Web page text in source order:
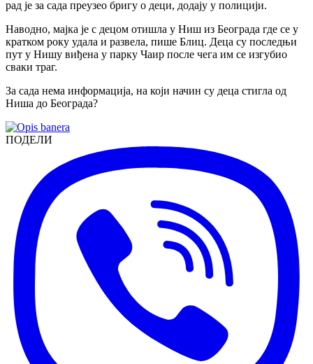
рад је за сада преузео бригу о деци, додају у полицији.
Наводно, мајка је с децом отишла у Ниш из Београда где се у
кратком року удала и развела, пише Блиц. Деца су последњи
пут у Нишу виђена у парку Чаир после чега им се изгубио
сваки траг.
За сада нема информација, на који начин су деца стигла од
Ниша до Београда?
ПОДЕЛИ